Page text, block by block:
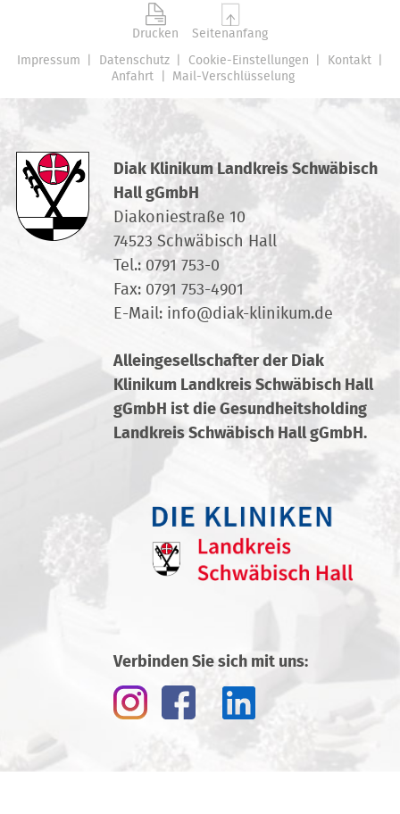
Impressum Datenschutz Cookie-Einstellungen
Kontakt
Anfahrt
Mail-Verschlüsselung
Drucken Seitenanfang
Diak Klinikum Landkreis Schwäbisch
Hall gGmbH
Diakoniestraße 10
74523 Schwäbisch Hall
Tel.: 0791 753-0
Fax: 0791 753-4901
E-Mail: info@diak-klinikum.de
Alleingesellschafter der Diak
Klinikum Landkreis Schwäbisch Hall
gGmbH ist die Gesundheitsholding
Landkreis Schwäbisch Hall gGmbH.
Verbinden Sie sich mit uns: